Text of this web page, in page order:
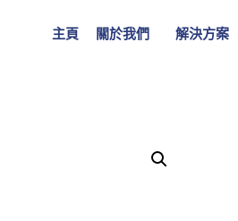
主頁 關於我們 解決方案